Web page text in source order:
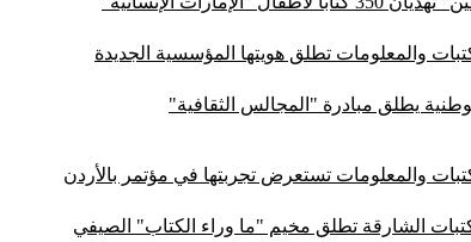
والمعلومات تطلق هويتها المؤسسية الجديدة
يطلق مبادرة "المجالس الثقافية"
والمعلومات تستعرض تجربتها في مؤتمر بالأردن
الشارقة تطلق مخيم "ما وراء الكتاب" الصيفي